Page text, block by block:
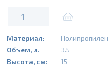
Материал:
Полипропилен
Объем, л:
3.5
Высота, см:
15